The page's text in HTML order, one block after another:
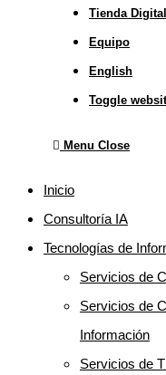
Tienda Digital
Equipo
English
Toggle
Menu Close
Inicio
Consultoría IA
Tecnologías de
Servicios de
Servicios de
Información
Servicios de